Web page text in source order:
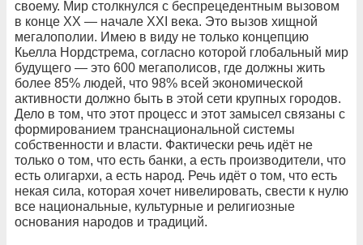
своему. Мир столкнулся с беспрецедентным вызовом
в конце XX — начале XXI века. Это вызов хищной
мегалополии. Имею в виду не только концепцию
Кьелла Нордстрема, согласно которой глобальный мир
будущего — это 600 мегаполисов, где должны жить
более 85% людей, что 98% всей экономической
активности должно быть в этой сети крупных городов.
Дело в том, что этот процесс и этот замысел связаны с
формированием транснациональной системы
собственности и власти. Фактически речь идёт не
только о том, что есть банки, а есть производители, что
есть олигархи, а есть народ. Речь идёт о том, что есть
некая сила, которая хочет нивелировать, свести к нулю
все национальные, культурные и религиозные
основания народов и традиций.